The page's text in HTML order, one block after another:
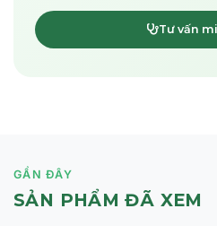
Tư vấn
GẦN ĐÂY
SẢN PHẨM ĐÃ XEM